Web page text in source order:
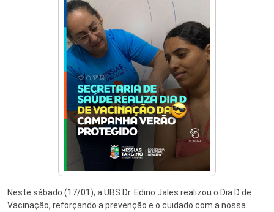
Neste sábado (17/01), a UBS Dr. Edino Jales realizou o Dia D de
Vacinação, reforçando a prevenção e o cuidado com a nossa